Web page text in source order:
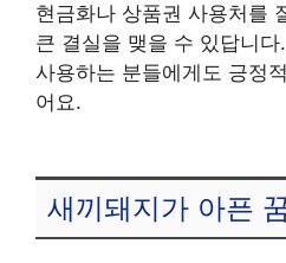
현금화나 상품권 사용처를
큰 결실을 맺을 수 있답니
사용하는 분들에게도 긍정
어요.
새끼돼지가 아픈